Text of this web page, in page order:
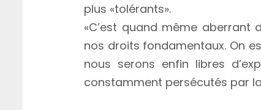
plus «tolérants».
«C’est quand même
nos droits fondamentaux. On
nous serons enfin libres
constamment persécutés par